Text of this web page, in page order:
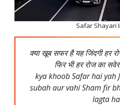
Safar Shayari
क्या खूब सफर है यह जिंदगी हर
फिर भी हर रोज का
kya khoob Safar hai yah
subah aur vahi Sham fir
lagta